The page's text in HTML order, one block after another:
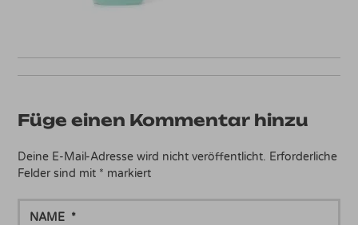
Füge einen Kommentar hinzu
Deine E-Mail-Adresse wird nicht veröffentlicht. Erforderliche
Felder sind mit * markiert